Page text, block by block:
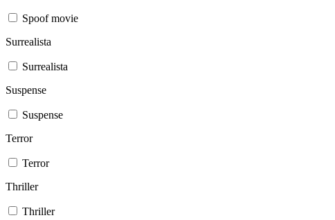
Spoof movie
Surrealista
Surrealista
Suspense
Suspense
Terror
Terror
Thriller
Thriller